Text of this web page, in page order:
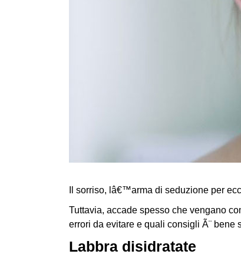
Il sorriso, lâ€™arma di seduzione per
Tuttavia, accade spesso che vengano
errori da evitare e quali consigli Ã¨ bene
Labbra disidratate